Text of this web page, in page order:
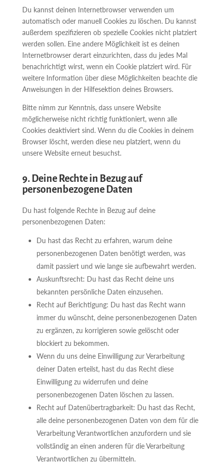
Du kannst deinen Internetbrowser verwenden um
automatisch oder manuell Cookies zu löschen. Du kannst
außerdem spezifizieren ob spezielle Cookies nicht platziert
werden sollen. Eine andere Möglichkeit ist es deinen
Internetbrowser derart einzurichten, dass du jedes Mal
benachrichtigt wirst, wenn ein Cookie platziert wird. Für
weitere Information über diese Möglichkeiten beachte die
Anweisungen in der Hilfesektion deines Browsers.
Bitte nimm zur Kenntnis, dass unsere Website
möglicherweise nicht richtig funktioniert, wenn alle
Cookies deaktiviert sind. Wenn du die Cookies in deinem
Browser löscht, werden diese neu platziert, wenn du
unsere Website erneut besuchst.
9. Deine Rechte in Bezug auf
personenbezogene Daten
Du hast folgende Rechte in Bezug auf deine
personenbezogenen Daten:
Du hast das Recht zu erfahren, warum deine
personenbezogenen Daten benötigt werden, was
damit passiert und wie lange sie aufbewahrt werden.
Auskunftsrecht: Du hast das Recht deine uns
bekannten persönliche Daten einzusehen.
Recht auf Berichtigung: Du hast das Recht wann
immer du wünscht, deine personenbezogenen Daten
zu ergänzen, zu korrigieren sowie gelöscht oder
blockiert zu bekommen.
Wenn du uns deine Einwilligung zur Verarbeitung
deiner Daten erteilst, hast du das Recht diese
Einwilligung zu widerrufen und deine
personenbezogenen Daten löschen zu lassen.
Recht auf Datenübertragbarkeit: Du hast das Recht,
alle deine personenbezogenen Daten von dem für die
Verarbeitung Verantwortlichen anzufordern und sie
vollständig an einen anderen für die Verarbeitung
Verantwortlichen zu übermitteln.